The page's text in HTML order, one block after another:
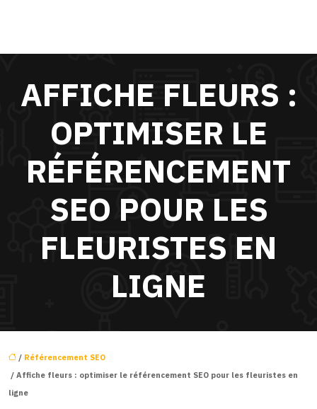
AFFICHE FLEURS :
OPTIMISER LE
RÉFÉRENCEMENT
SEO POUR LES
FLEURISTES EN
LIGNE
/ Référencement SEO
/ Affiche fleurs : optimiser le référencement SEO pour les fleuristes en
ligne